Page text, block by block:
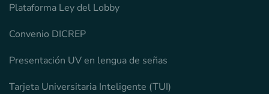
Plataforma Ley del Lobby
Convenio DICREP
Presentación UV en lengua de señas
Tarjeta Universitaria Inteligente (TUI)